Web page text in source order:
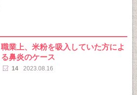
職業上、米粉を吸入していた方によ
る鼻炎のケース
14 2023.08.16